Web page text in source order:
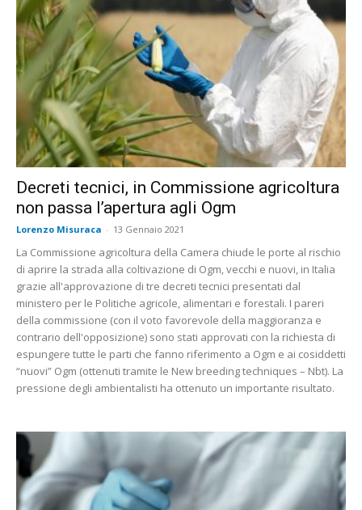
Decreti tecnici, in Commissione agricoltura
non passa l’apertura agli Ogm
Lorenzo Misuraca - 13 Gennaio 2021
La Commissione agricoltura della Camera chiude le porte al rischio
di aprire la strada alla coltivazione di Ogm, vecchi e nuovi, in Italia
grazie all'approvazione di tre decreti tecnici presentati dal
ministero per le Politiche agricole, alimentari e forestali. I pareri
della commissione (con il voto favorevole della maggioranza e
contrario dell'opposizione) sono stati approvati con la richiesta di
espungere tutte le parti che fanno riferimento a Ogm e ai cosiddetti
“nuovi” Ogm (ottenuti tramite le New breeding techniques – Nbt). La
pressione degli ambientalisti ha ottenuto un importante risultato.